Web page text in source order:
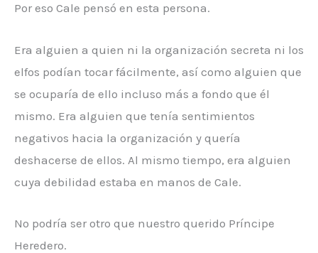
Por eso Cale pensó en esta persona.
Era alguien a quien ni la organización secreta ni los
elfos podían tocar fácilmente, así como alguien que
se ocuparía de ello incluso más a fondo que él
mismo. Era alguien que tenía sentimientos
negativos hacia la organización y quería
deshacerse de ellos. Al mismo tiempo, era alguien
cuya debilidad estaba en manos de Cale.
No podría ser otro que nuestro querido Príncipe
Heredero.